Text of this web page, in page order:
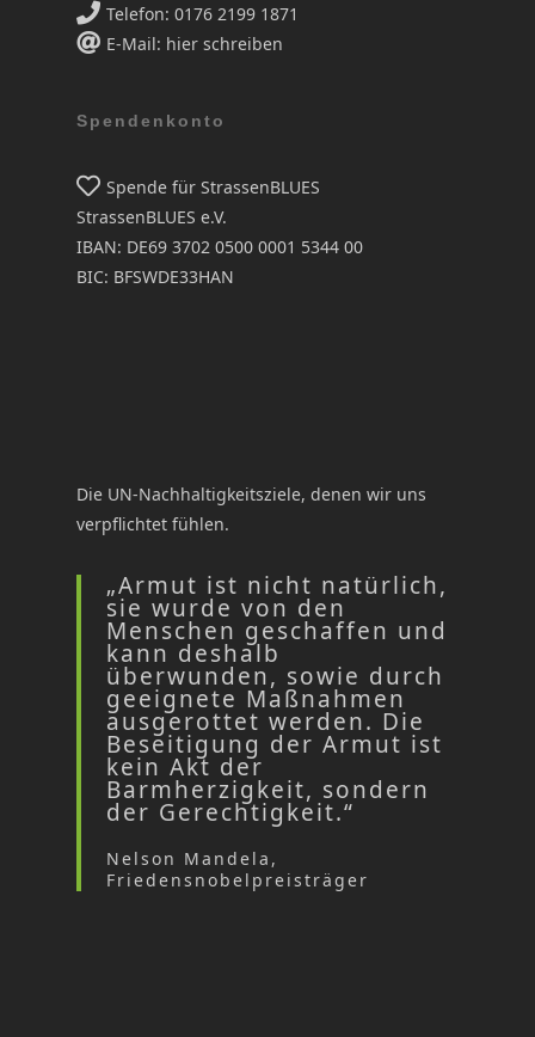
Telefon: 0176 2199 1871
E-Mail: hier schreiben
Spendenkonto
Spende für StrassenBLUES
StrassenBLUES e.V.
IBAN: DE69 3702 0500 0001 5344 00
BIC: BFSWDE33HAN
Die UN-Nachhaltigkeitsziele, denen wir uns
verpflichtet fühlen.
„Armut ist nicht natürlich,
sie wurde von den
Menschen geschaffen und
kann deshalb
überwunden, sowie durch
geeignete Maßnahmen
ausgerottet werden. Die
Beseitigung der Armut ist
kein Akt der
Barmherzigkeit, sondern
der Gerechtigkeit.“
Nelson Mandela,
Friedensnobelpreisträger